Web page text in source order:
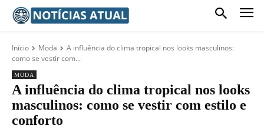
Início Moda
A influência do clima tropical nos looks masculinos:
como se vestir com...
MODA
A influência do clima tropical nos looks
masculinos: como se vestir com estilo e
conforto